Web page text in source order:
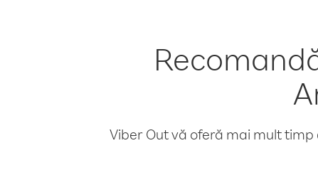
Viber Out vă oferă mai mult